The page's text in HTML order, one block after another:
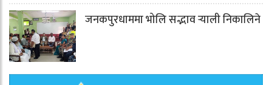
जनकपुरधाममा भोलि सद्भाव र्‍याली निकालिने